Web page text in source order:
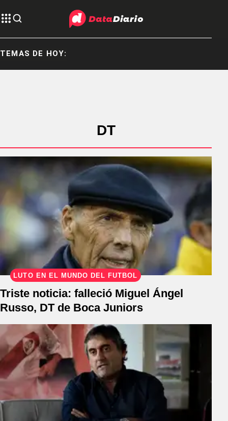
TEMAS DE HOY:
DT
LUTO EN EL MUNDO DEL FÚTBOL
Triste noticia: falleció Miguel Ángel
Russo, DT de Boca Juniors